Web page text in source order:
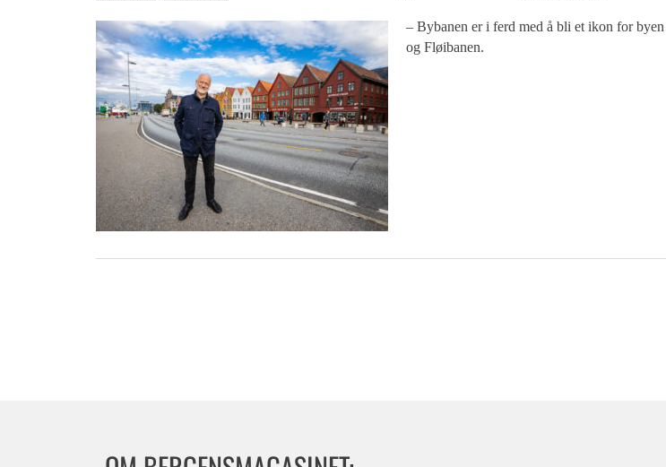
– Bybanen er i ferd med å bli et ikon for
og Fløibanen.